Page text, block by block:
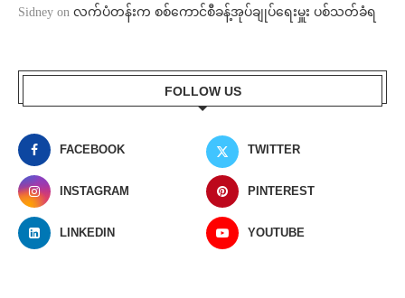
Sidney on လက်ပံတန်းက စစ်ကောင်စီခန့်အုပ်ချုပ်ရေးမှူး ပစ်သတ်ခံရ
FOLLOW US
FACEBOOK TWITTER
INSTAGRAM PINTEREST
LINKEDIN YOUTUBE